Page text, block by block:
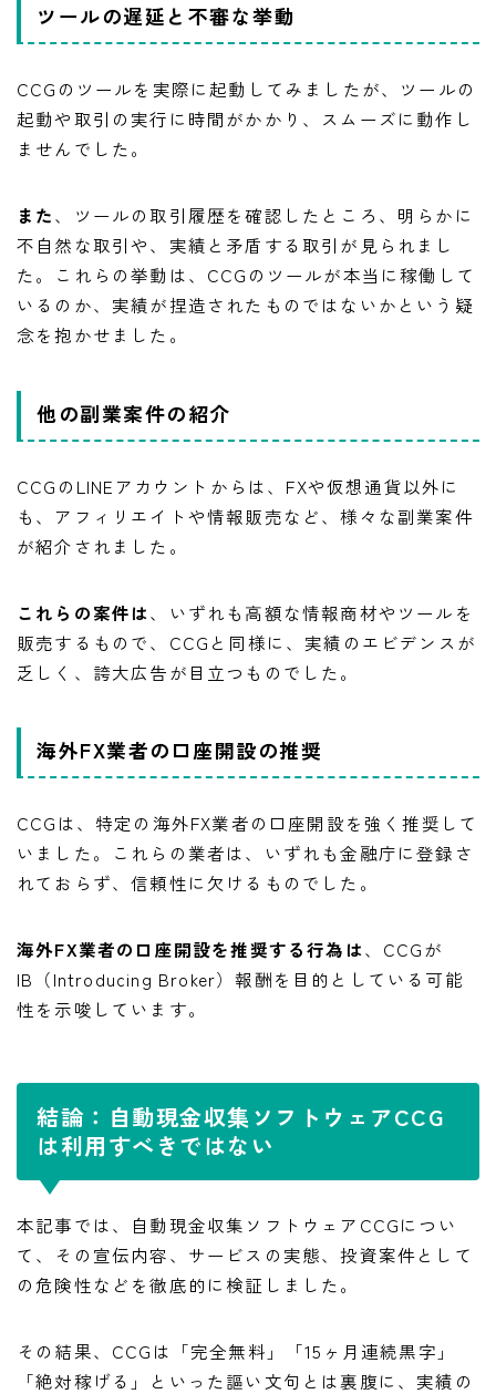
ツールの遅延と不審な挙動
CCGのツールを実際に起動してみましたが、ツールの
起動や取引の実行に時間がかかり、スムーズに動作し
ませんでした。
また、ツールの取引履歴を確認したところ、明らかに
不自然な取引や、実績と矛盾する取引が見られまし
た。これらの挙動は、CCGのツールが本当に稼働して
いるのか、実績が捏造されたものではないかという疑
念を抱かせました。
他の副業案件の紹介
CCGのLINEアカウントからは、FXや仮想通貨以外に
も、アフィリエイトや情報販売など、様々な副業案件
が紹介されました。
これらの案件は、いずれも高額な情報商材やツールを
販売するもので、CCGと同様に、実績のエビデンスが
乏しく、誇大広告が目立つものでした。
海外FX業者の口座開設の推奨
CCGは、特定の海外FX業者の口座開設を強く推奨して
いました。これらの業者は、いずれも金融庁に登録さ
れておらず、信頼性に欠けるものでした。
海外FX業者の口座開設を推奨する行為は、CCGが
IB（Introducing Broker）報酬を目的としている可能
性を示唆しています。
結論：自動現金収集ソフトウェアCCG
は利用すべきではない
本記事では、自動現金収集ソフトウェアCCGについ
て、その宣伝内容、サービスの実態、投資案件として
の危険性などを徹底的に検証しました。
その結果、CCGは「完全無料」「15ヶ月連続黒字」
「絶対稼げる」といった謳い文句とは裏腹に、実績の